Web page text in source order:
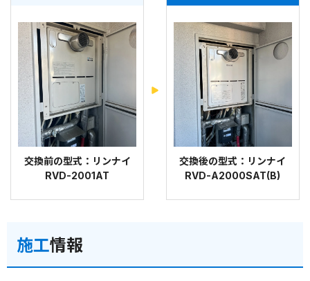
交換前の型式：リンナイ
RVD-2001AT
交換後の型式：リンナイ
RVD-A2000SAT(B)
施工情報